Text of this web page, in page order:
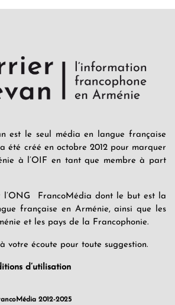
est le seul média en langue française
été créé en octobre 2012 pour marquer
à l’OIF en tant que membre à part
l’ONG FrancoMédia dont le but est la
française en Arménie, ainsi que les
et les pays de la Francophonie.
votre écoute pour toute suggestion.
d’utilisation
2012-2025